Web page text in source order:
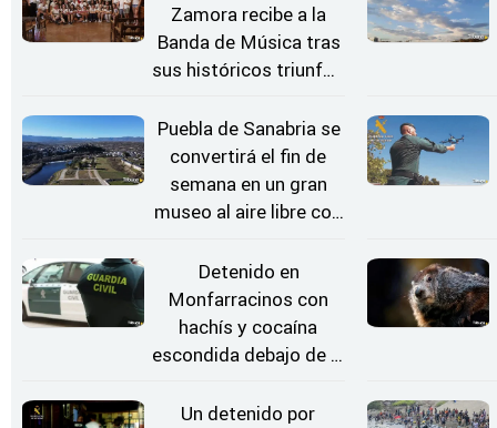
Zamora recibe a la
Banda de Música tras
sus históricos triunfos
Puebla de Sanabria se
convertirá el fin de
semana en un gran
museo al aire libre con
Detenido en
Monfarracinos con
hachís y cocaína
escondida debajo de la
coche
Un detenido por